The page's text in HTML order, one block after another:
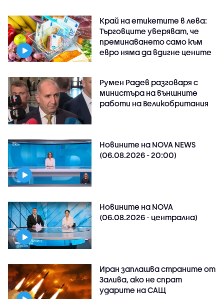
Край на етикетите в лева:
Търговците уверяват, че
преминаването само към
евро няма да вдигне цените
Румен Радев разговаря с
министъра на външните
работи на Великобритания
Новините на NOVA NEWS
(06.08.2026 - 20:00)
Новините на NOVA
(06.08.2026 - централна)
Иран заплашва страните от
Залива, ако не спрат
ударите на САЩ